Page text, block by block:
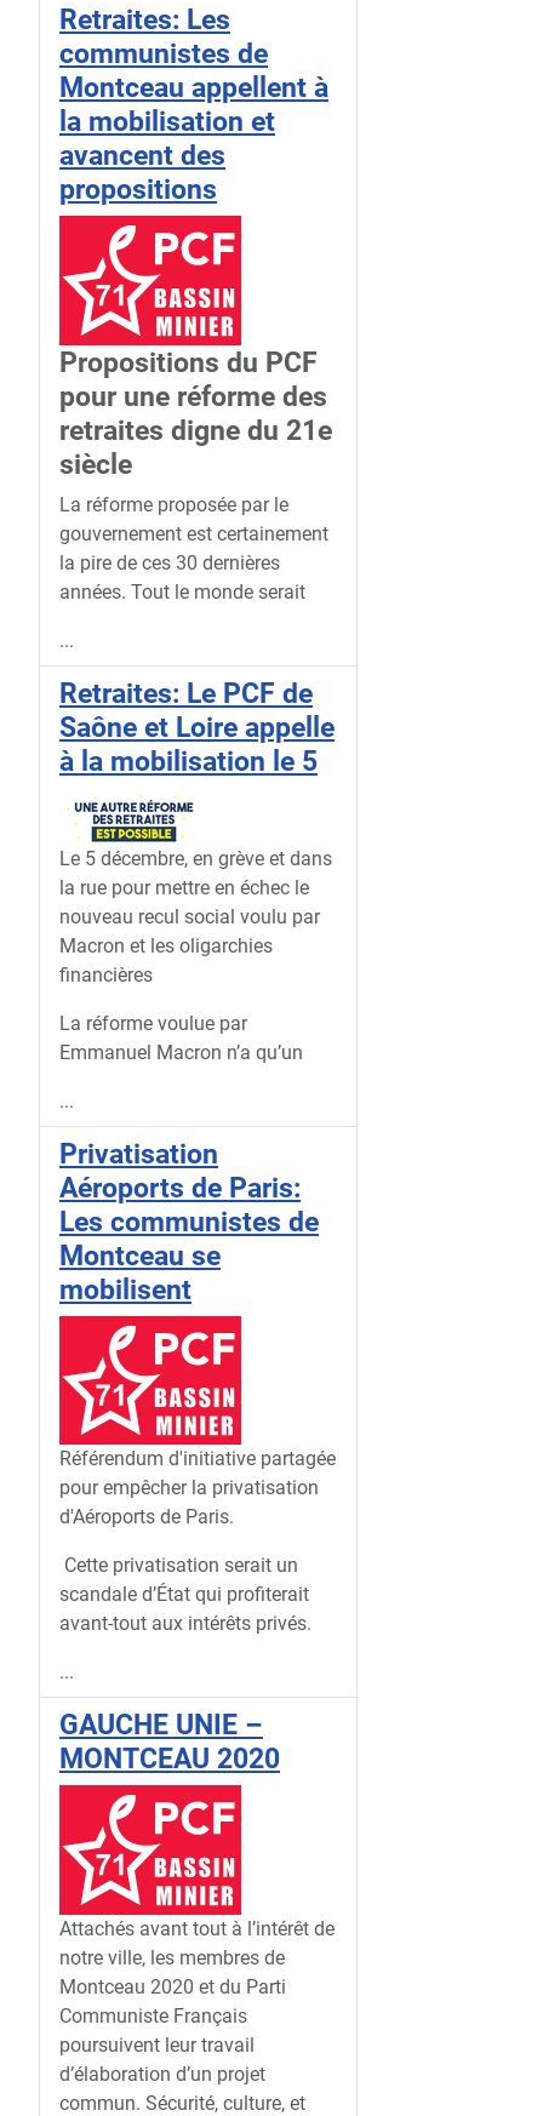
Retraites: Les
communistes de
Montceau appellent à
la mobilisation et
avancent des
propositions
Propositions du PCF
pour une réforme des
retraites digne du 21e
siècle
La réforme proposée par le
gouvernement est certainement
la pire de ces 30 dernières
années. Tout le monde serait
...
Retraites: Le PCF de
Saône et Loire appelle
à la mobilisation le 5
Le 5 décembre, en grève et dans
la rue pour mettre en échec le
nouveau recul social voulu par
Macron et les oligarchies
financières
La réforme voulue par
Emmanuel Macron n’a qu’un
...
Privatisation
Aéroports de Paris:
Les communistes de
Montceau se
mobilisent
Référendum d'initiative partagée
pour empêcher la privatisation
d'Aéroports de Paris.
Cette privatisation serait un
scandale d’État qui profiterait
avant-tout aux intérêts privés.
...
GAUCHE UNIE –
MONTCEAU 2020
Attachés avant tout à l’intérêt de
notre ville, les membres de
Montceau 2020 et du Parti
Communiste Français
poursuivent leur travail
d’élaboration d’un projet
commun. Sécurité, culture, et